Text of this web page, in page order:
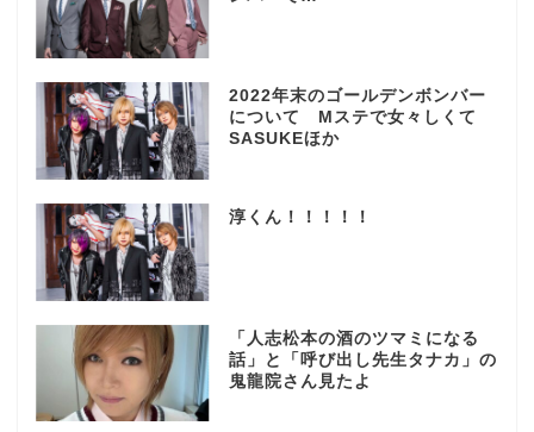
2022年末のゴールデンボンバー
について Mステで女々しくて
SASUKEほか
淳くん！！！！！
「人志松本の酒のツマミになる
話」と「呼び出し先生タナカ」の
鬼龍院さん見たよ